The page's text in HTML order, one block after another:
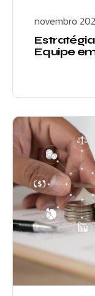
novembro
Equipe